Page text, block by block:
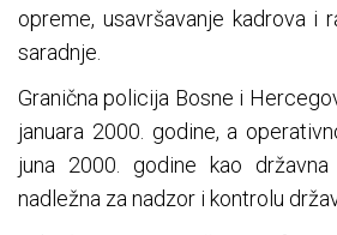
opreme, usavršavanje kadrova i
saradnje.
Granična policija Bosne i
januara 2000. godine, a
juna 2000. godine kao
nadležna za nadzor i kontrolu